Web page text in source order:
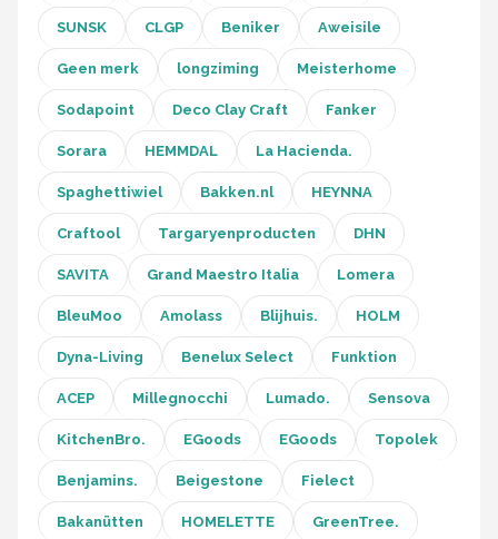
SUNSK CLGP Beniker Aweisile
Geen merk longziming Meisterhome
Sodapoint Deco Clay Craft Fanker
Sorara HEMMDAL La Hacienda.
Spaghettiwiel Bakken.nl HEYNNA
Craftool Targaryenproducten DHN
SAVITA Grand Maestro Italia Lomera
BleuMoo Amolass Blijhuis. HOLM
Dyna-Living Benelux Select Funktion
ACEP Millegnocchi Lumado. Sensova
KitchenBro. EGoods EGoods Topolek
Benjamins. Beigestone Fielect
Bakanütten HOMELETTE GreenTree.